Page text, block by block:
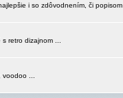
i so zdôvodnením, či
retro dizajnom ...
...